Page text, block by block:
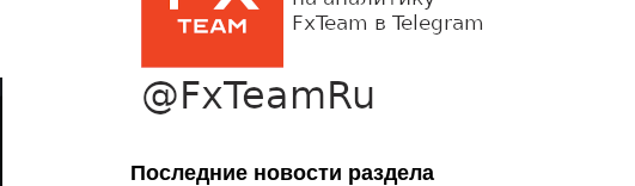
Последние новости раздела